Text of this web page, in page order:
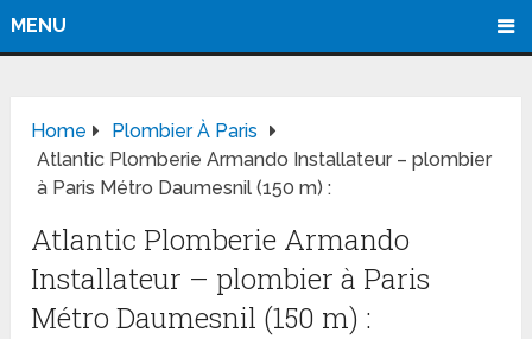
MENU
Home
Plombier À Paris
Atlantic Plomberie Armando Installateur – plombier
à Paris Métro Daumesnil (150 m) :
Atlantic Plomberie Armando
Installateur – plombier à Paris
Métro Daumesnil (150 m) :